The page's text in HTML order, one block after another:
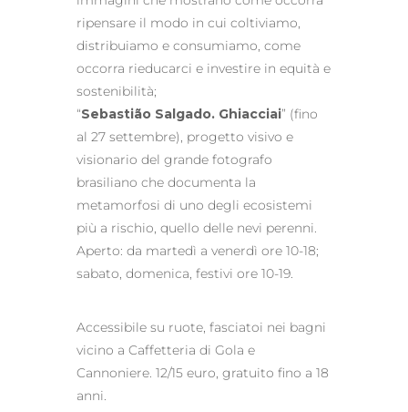
ripensare il modo in cui coltiviamo,
distribuiamo e consumiamo, come
occorra rieducarci e investire in equità e
sostenibilità;
“Sebastião Salgado. Ghiacciai” (fino
al 27 settembre), progetto visivo e
visionario del grande fotografo
brasiliano che documenta la
metamorfosi di uno degli ecosistemi
più a rischio, quello delle nevi perenni.
Aperto: da martedì a venerdì ore 10-18;
sabato, domenica, festivi ore 10-19.
Accessibile su ruote, fasciatoi nei bagni
vicino a Caffetteria di Gola e
Cannoniere. 12/15 euro, gratuito fino a 18
anni.